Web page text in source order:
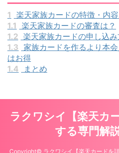
1 楽天家族カードの特徴・内
1.1 楽天家族カードの審査は？
1.2 楽天家族カードの申し込
1.3 家族カードを作るより本
はお得
1.4
まとめ
ラクワシイ【楽天カ
する専門解
Copyright© ラクワシイ【楽天カードを